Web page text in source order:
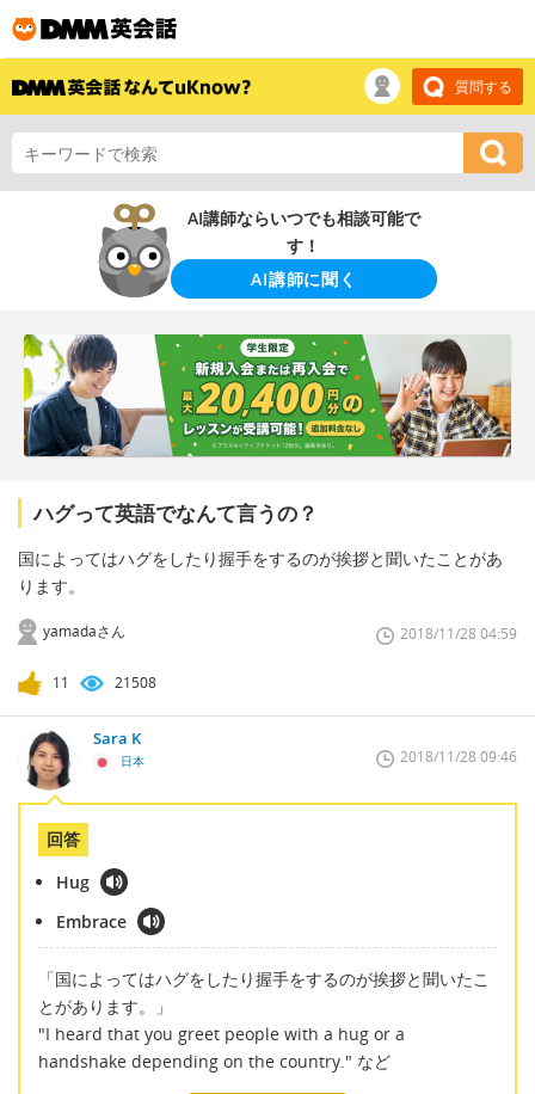
質問する
AI講師ならいつでも相談可能で
す！
AI講師に聞く
ハグって英語でなんて言うの？
国によってはハグをしたり握手をするのが挨拶と聞いたことがあ
ります。
yamadaさん 2018/11/28 04:59
11 21508
Sara K
日本 2018/11/28 09:46
回答
Hug
Embrace
「国によってはハグをしたり握手をするのが挨拶と聞いたこ
とがあります。」
"I heard that you greet people with a hug or a
handshake depending on the country." など